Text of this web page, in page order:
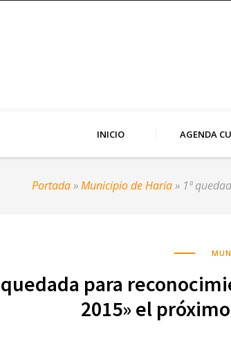
INICIO AGENDA
Portada»Municipio de Haría» 1ª
quedada para
2015» el